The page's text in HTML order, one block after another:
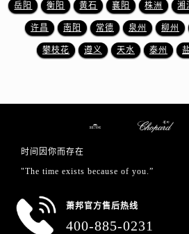
岳阳 衡阳 黄石 襄阳 株洲 湘
许昌 南阳 常德 泉州 柳州
攀枝花 遵义 天水 泰州
时间因你而存在
"The time exists because of you.”
萧邦官方售后热线
400-885-0231